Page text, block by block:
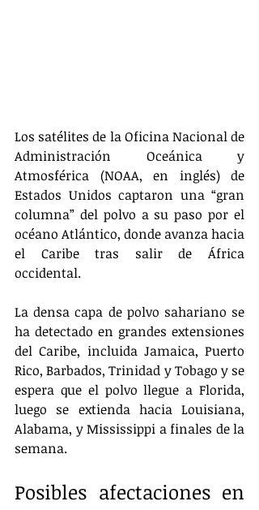
Los satélites de la Oficina Nacional de
Administración Oceánica y
Atmosférica (NOAA, en inglés) de
Estados Unidos captaron una “gran
columna” del polvo a su paso por el
océano Atlántico, donde avanza hacia
el Caribe tras salir de África
occidental.
La densa capa de polvo sahariano se
ha detectado en grandes extensiones
del Caribe, incluida Jamaica, Puerto
Rico, Barbados, Trinidad y Tobago y se
espera que el polvo llegue a Florida,
luego se extienda hacia Louisiana,
Alabama, y Mississippi a finales de la
semana.
Posibles afectaciones en